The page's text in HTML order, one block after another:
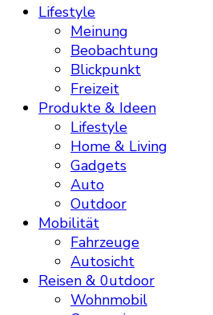
Lifestyle
Meinung
Beobachtung
Blickpunkt
Freizeit
Produkte & Ideen
Lifestyle
Home & Living
Gadgets
Auto
Outdoor
Mobilität
Fahrzeuge
Autosicht
Reisen & 0utdoor
Wohnmobil